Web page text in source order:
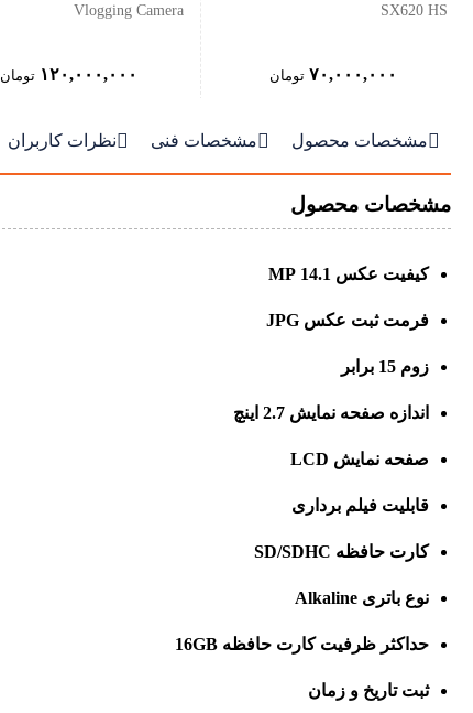
SX620 HS
۷۰,۰۰۰,۰۰۰ تومان
Vlogging Camera
۱۲۰,۰۰۰,۰۰۰ تومان
مشخصات محصول مشخصات فنی نظرات کاربران
مشخصات محصول
کیفیت عکس 14.1 MP
فرمت ثبت عکس JPG
زوم 15 برابر
اندازه صفحه نمایش 2.7 اینچ
صفحه نمایش LCD
قابلیت فیلم برداری
کارت حافظه SD/SDHC
نوع باتری Alkaline
حداکثر ظرفیت کارت حافظه 16GB
ثبت تاریخ و زمان